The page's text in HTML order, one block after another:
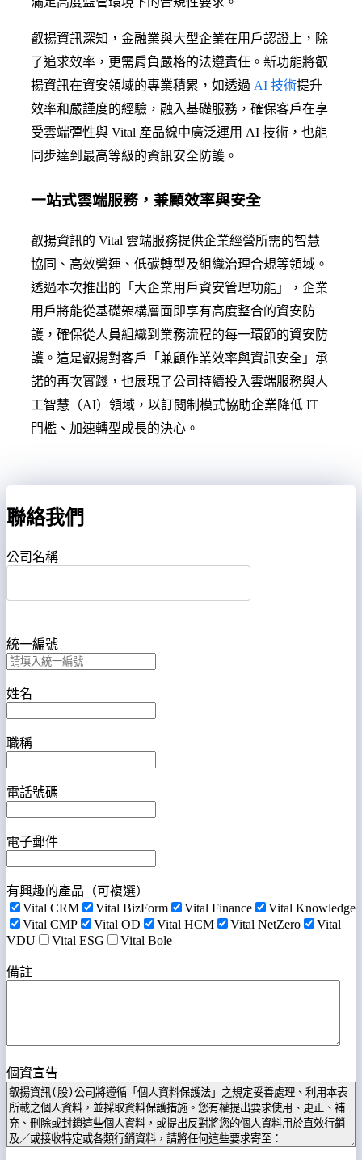
叡揚資訊深知，金融業與大型企業在用戶認證上，除
了追求效率，更需肩負嚴格的法遵責任。新功能將叡
揚資訊在資安領域的專業積累，如透過 AI 技術提升
效率和嚴謹度的經驗，融入基礎服務，確保客戶在享
受雲端彈性與 Vital 產品線中廣泛運用 AI 技術，也能
同步達到最高等級的資訊安全防護。
一站式雲端服務，兼顧效率與安全
叡揚資訊的 Vital 雲端服務提供企業經營所需的智慧
協同、高效營運、低碳轉型及組織治理合規等領域。
透過本次推出的「大企業用戶資安管理功能」，企業
用戶將能從基礎架構層面即享有高度整合的資安防
護，確保從人員組織到業務流程的每一環節的資安防
護。這是叡揚對客戶「兼顧作業效率與資訊安全」承
諾的再次實踐，也展現了公司持續投入雲端服務與人
工智慧（AI）領域，以訂閱制模式協助企業降低 IT
門檻、加速轉型成長的決心。
聯絡我們
公司名稱
統一編號
姓名
職稱
電話號碼
電子郵件
有興趣的產品（可複選）
Vital CRM
Vital BizForm Vital Finance
Vital Knowledge
Vital CMP
Vital OD Vital HCM Vital NetZero
Vital
VDU
Vital ESG Vital Bole
備註
個資宣告